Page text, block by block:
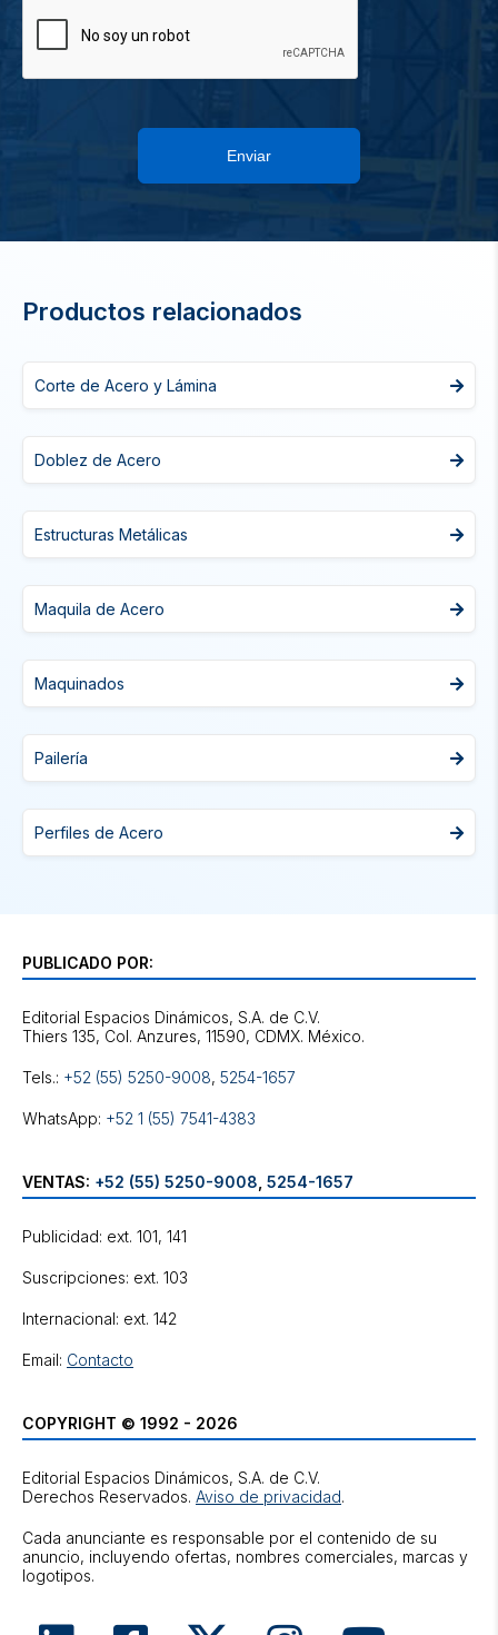
Enviar
Productos relacionados
Corte de Acero y Lámina
Doblez de Acero
Estructuras Metálicas
Maquila de Acero
Maquinados
Pailería
Perfiles de Acero
PUBLICADO POR:
Editorial Espacios Dinámicos, S.A. de C.V.
Tels.: +52 (55) 5250-9008, 5254-1657
WhatsApp: +52 1 (55) 7541-4383
VENTAS: +52 (55) 5250-9008 5254-1657
Publicidad: ext. 101, 141
Suscripciones: ext. 103
Internacional: ext. 142
Email: Contacto
COPYRIGHT © 1992 - 2026
Editorial Espacios Dinámicos, S.A. de C.V.
Derechos Reservados. Aviso de privacidad.
Cada anunciante es responsable por el contenido de su
anuncio, incluyendo ofertas, nombres comerciales, marcas y
logotipos.